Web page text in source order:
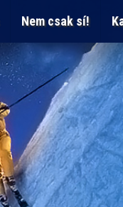
Nem csak sí!